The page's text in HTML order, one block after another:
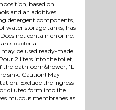
based on
and an additives
detergent components,
water storage tanks, has
not contain chlorine.
bacteria.
be used ready-made
2 liters into the toilet,
the bathroom/shower, 1L
sink. Caution! May
Exclude the ingress
diluted form into the
mucous membranes as